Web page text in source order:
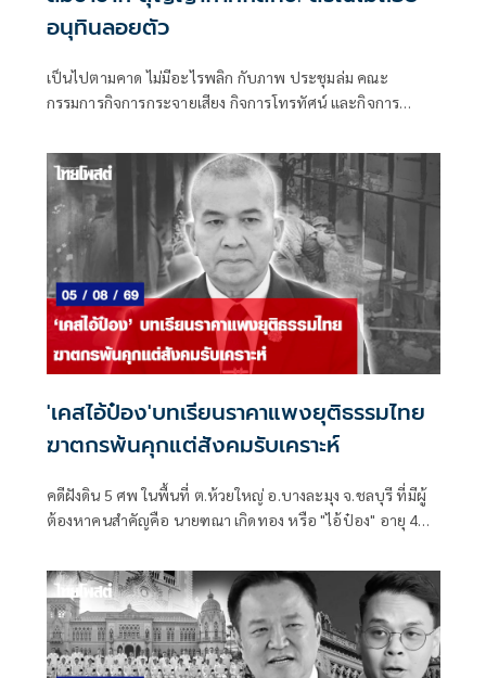
อนุทินลอยตัว
เป็นไปตามคาด ไม่มีอะไรพลิก กับภาพ ประชุมล่ม คณะ
กรรมการกิจการกระจายเสียง กิจการโทรทัศน์ และกิจการ
'เคสไอ้ป๋อง'บทเรียนราคาแพงยุติธรรมไทย
ฆาตกรพ้นคุกแต่สังคมรับเคราะห์
คดีฝังดิน 5 ศพ ในพื้นที่ ต.ห้วยใหญ่ อ.บางละมุง จ.ชลบุรี ที่มีผู้
ต้องหาคนสำคัญคือ นายฑณา เกิดทอง หรือ "ไอ้ป๋อง" อายุ 43